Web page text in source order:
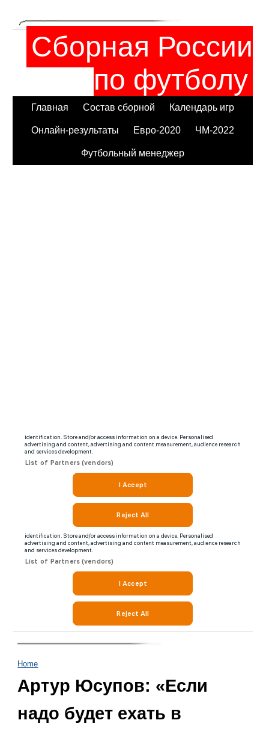
Сборная России
по футболу
Главная Состав сборной Календарь игр
Онлайн-результаты Евро-2020 ЧМ-2022
Футбольный менеджер
Home
Артур Юсупов: «Если
надо будет ехать в